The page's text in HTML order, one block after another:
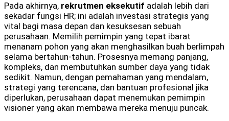
Pada akhirnya, rekrutmen eksekutif adalah lebih dari
sekadar fungsi HR; ini adalah investasi strategis yang
vital bagi masa depan dan kesuksesan sebuah
perusahaan. Memilih pemimpin yang tepat ibarat
menanam pohon yang akan menghasilkan buah berlimpah
selama bertahun-tahun. Prosesnya memang panjang,
kompleks, dan membutuhkan sumber daya yang tidak
sedikit. Namun, dengan pemahaman yang mendalam,
strategi yang terencana, dan bantuan profesional jika
diperlukan, perusahaan dapat menemukan pemimpin
visioner yang akan membawa mereka menuju puncak.